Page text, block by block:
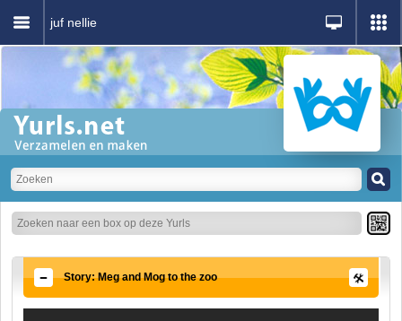
juf nellie
Story: Meg and Mog to the zoo